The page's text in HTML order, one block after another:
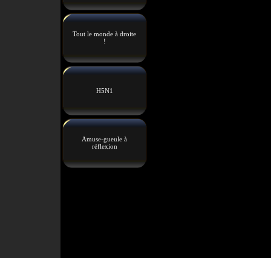
Tout le monde à droite
!
H5N1
Amuse-gueule à
réflexion